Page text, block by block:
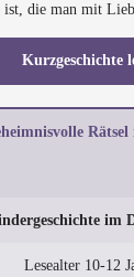
ist, die man mit
Kurzgeschichte
im
Lesealter 10-12